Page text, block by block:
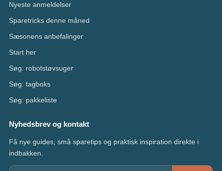
Nyeste anmeldelser
Sparetricks denne måned
Sæsonens anbefalinger
Start her
Søg: robotstøvsuger
Søg: tagboks
Søg: pakkeliste
Nyhedsbrev og kontakt
Få nye guides, små sparetips og praktisk inspiration direkte i
indbakken.